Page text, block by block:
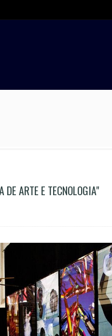
DE ARTE E TECNOLOGIA"